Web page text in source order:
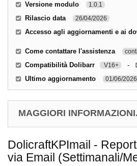
Versione modulo 1.0.1
Rilascio data 26/04/2026
Accesso agli aggiornamenti e ai
Come contattare l'assistenza
Compatibilità Dolibarr V16+ -
Ultimo aggiornamento 01/06/
MAGGIORI
DolicraftKPImail -
via Email (Settimanali/